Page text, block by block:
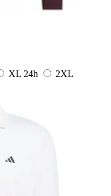
XL 24h
2XL